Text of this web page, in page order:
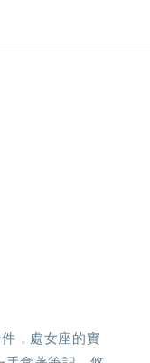
，處女座的實